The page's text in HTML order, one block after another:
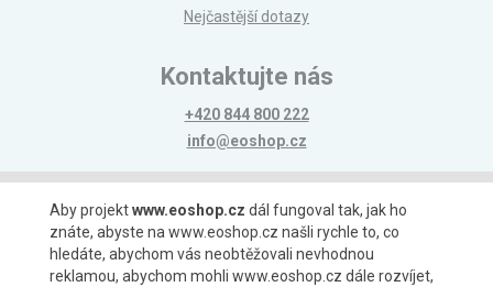
Nejčastější dotazy
Kontaktujte nás
+420 844 800 222
info@eoshop.cz
Možnosti platby
Aby projektwww.eoshop.cz dál fungoval tak, jak ho
znáte, abyste na www.eoshop.cz našli rychle to, co
hledáte, abychom vás neobtěžovali nevhodnou
reklamou, abychom mohli www.eoshop.cz dále rozvíjet,